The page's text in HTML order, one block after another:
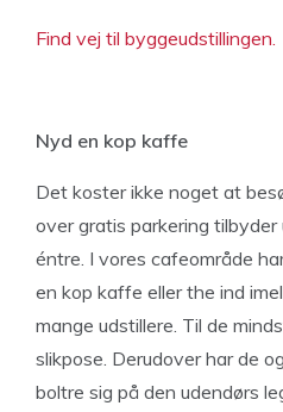
Find vej til byggeudstillingen.
Nyd en kop kaffe
Det koster ikke noget at
over gratis parkering
éntre. I vores cafeområde
en kop kaffe eller the ind
mange udstillere. Til de
slikpose. Derudover har de
boltre sig på den udendørs